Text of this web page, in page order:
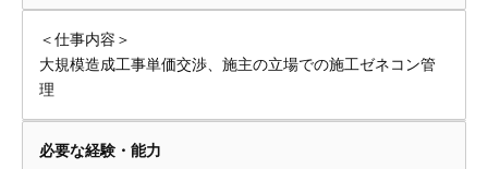
＜仕事内容＞
大規模造成工事単価交渉、施主の立場での施工ゼネコン管
理
必要な経験・能力